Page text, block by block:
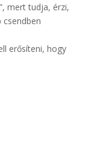
mert tudja, érzi,
csendben
erősíteni, hogy